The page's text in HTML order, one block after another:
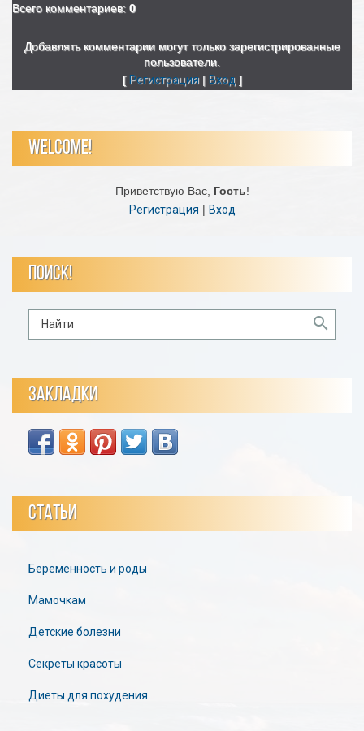
Всего комментариев: 0
Добавлять комментарии могут только зарегистрированные
пользователи.
[ Регистрация| Вход ]
WELCOME!
Приветствую Вас, Гость!
Регистрация | Вход
ПОИСК!
ЗАКЛАДКИ
СТАТЬИ
Беременность и роды
Мамочкам
Детские болезни
Секреты красоты
Диеты для похудения